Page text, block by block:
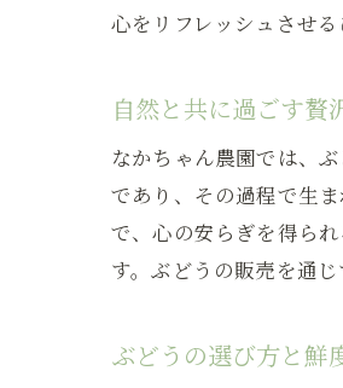
心をリフレッシュさせる
自然と共に過ごす贅
なかちゃん農園では、
であり、その過程で生
で、心の安らぎを得ら
す。ぶどうの販売を通
ぶどうの選び方と鮮